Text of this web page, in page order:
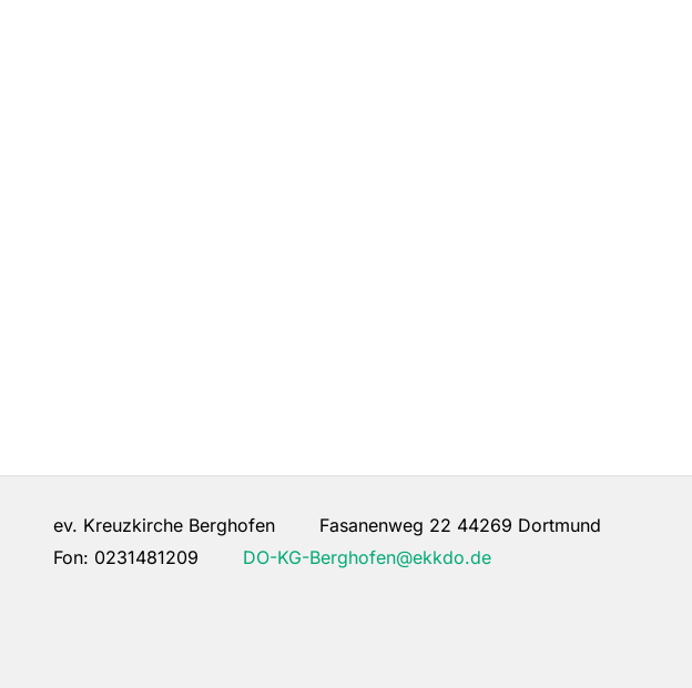
ev. Kreuzkirche Berghofen Fasanenweg 22 44269 Dortmund
Fon: 0231481209 DO-KG-Berghofen@ekkdo.de